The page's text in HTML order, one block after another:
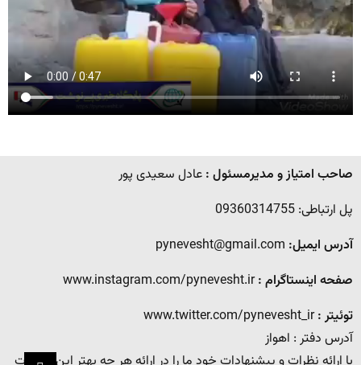
صاحب امتیاز و مدیرمسئول : عادل سعیدی پور
پل ارتباطی: 09360314755
آدرس ایمیل:
صفحه اینستاگرام :www.instagram.com/pynevesht.ir
توئیتر :www.twitter.com/pynevesht_ir
آدرس دفتر : اهواز